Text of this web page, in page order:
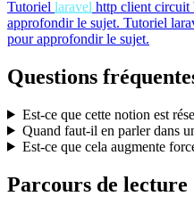
Tutoriel laravel http client circuit
approfondir le sujet. Tutoriel
pour approfondir le sujet.
Questions
Est-ce que cette notion est
Quand faut-il en parler dans
Est-ce que cela augmente
Parcours de lecture